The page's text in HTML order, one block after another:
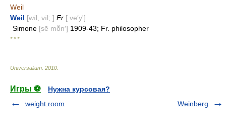
Weil
Weil [wīl, vīl; ] Fr [ ve′y']
Simone [sē mō̂n′] 1909-43; Fr. philosopher
* * *
Universalium 2010
Игры ⚽
Нужна курсовая?
weight room
Weinberg